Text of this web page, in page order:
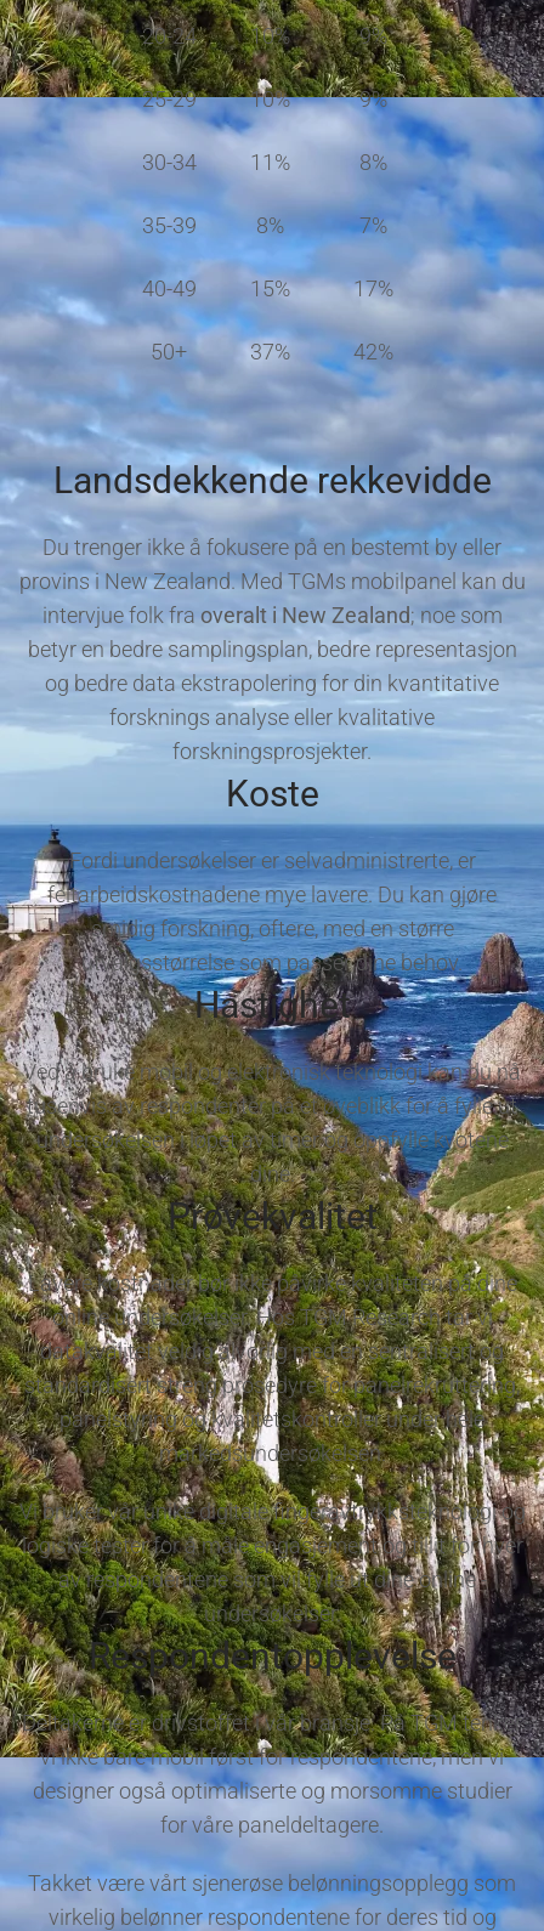
20-24 10% 9%
25-29 10% 9%
30-34 11% 8%
35-39 8% 7%
40-49 15% 17%
50+ 37% 42%
Landsdekkende rekkevidde
Du trenger ikke å fokusere på en bestemt by eller
provins i New Zealand. Med TGMs mobilpanel kan du
intervjue folk fra overalt i New Zealand; noe som
betyr en bedre samplingsplan, bedre representasjon
og bedre data ekstrapolering for din kvantitative
forsknings analyse eller kvalitative
forskningsprosjekter.
Koste
Fordi undersøkelser er selvadministrerte, er
feltarbeidskostnadene mye lavere. Du kan gjøre
smidig forskning, oftere, med en større
utvalgsstørrelse som passer dine behov.
Hastighet
Ved å bruke mobil og elektronisk teknologi kan du nå
tusenvis av respondenter på et øyeblikk for å fylle ut
undersøkelsen i løpet av timer og oppfylle kvotene
dine.
Prøvekvalitet
Lavere kostnader bør ikke påvirke kvaliteten på dine
online undersøkelser. Hos TGM Research tar vi
datakvalitet veldig alvorlig med en sentralisert og
standardisert streng prosedyre for panelrekruttering,
panelstyring og kvalitetskontroller under hele
markedsundersøkelsen.
Vi bruker vår unike digitale fingeravtrykksteknologi og
logiske tester for å måle engasjement og tillit for hver
av respondentene som vil fylle ut dine online -
undersøkelser.
Respondentopplevelse
Deltakerne er drivstoffet i vår bransje. På TGM tenker
vi ikke bare mobil først for respondentene, men vi
designer også optimaliserte og morsomme studier
for våre paneldeltagere.
Takket være vårt sjenerøse belønningsopplegg som
virkelig belønner respondentene for deres tid og